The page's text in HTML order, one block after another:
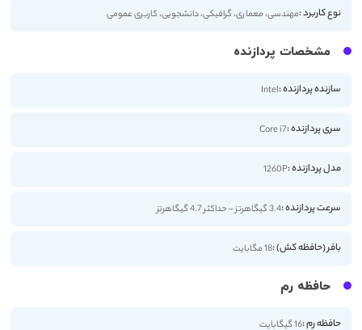
نوع کاربرد :مهندسی، معماری، گرافیکی، دانشجویی، کاربری عمومی
مشخصات پردازنده
سازنده پردازنده :Intel
سری پردازنده :Core i7
مدل پردازنده :1260P
سرعت پردازنده :3.4 گیگاهرتز - حداکثر 4.7 گیگاهرتز
بافر (حافظه کش) :18 مگابایت
حافظه رم
حافظه رم :16 گیگابایت